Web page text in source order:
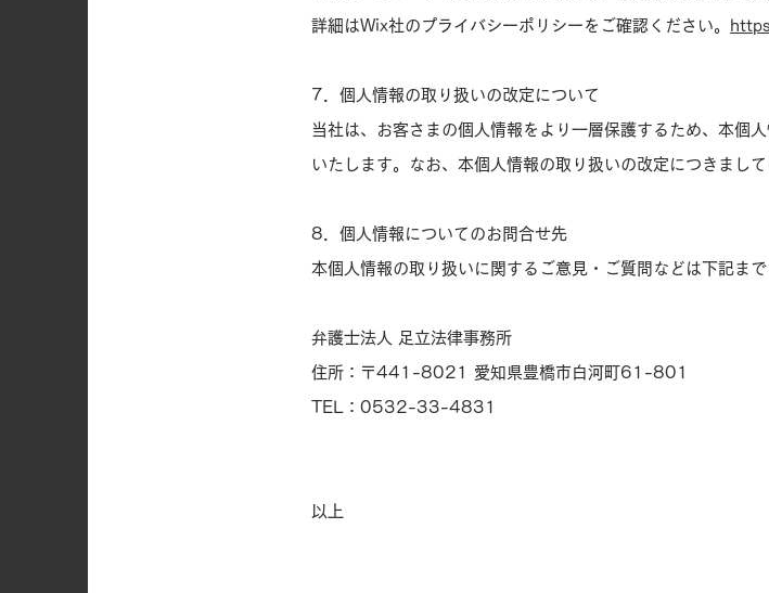
詳細はWix社のプライバシーポリシーをご確認ください。
7．個人情報の取り扱いの改定について
当社は、お客さまの個人情報をより一層保護するため、本個
いたします。なお、本個人情報の取り扱いの改定につきまし
8．個人情報についてのお問合せ先
本個人情報の取り扱いに関するご意見・ご質問などは下記まで
弁護士法人 足立法律事務所
住所：〒441-8021 愛知県豊橋市白河町61-801
TEL：0532-33-4831
以上